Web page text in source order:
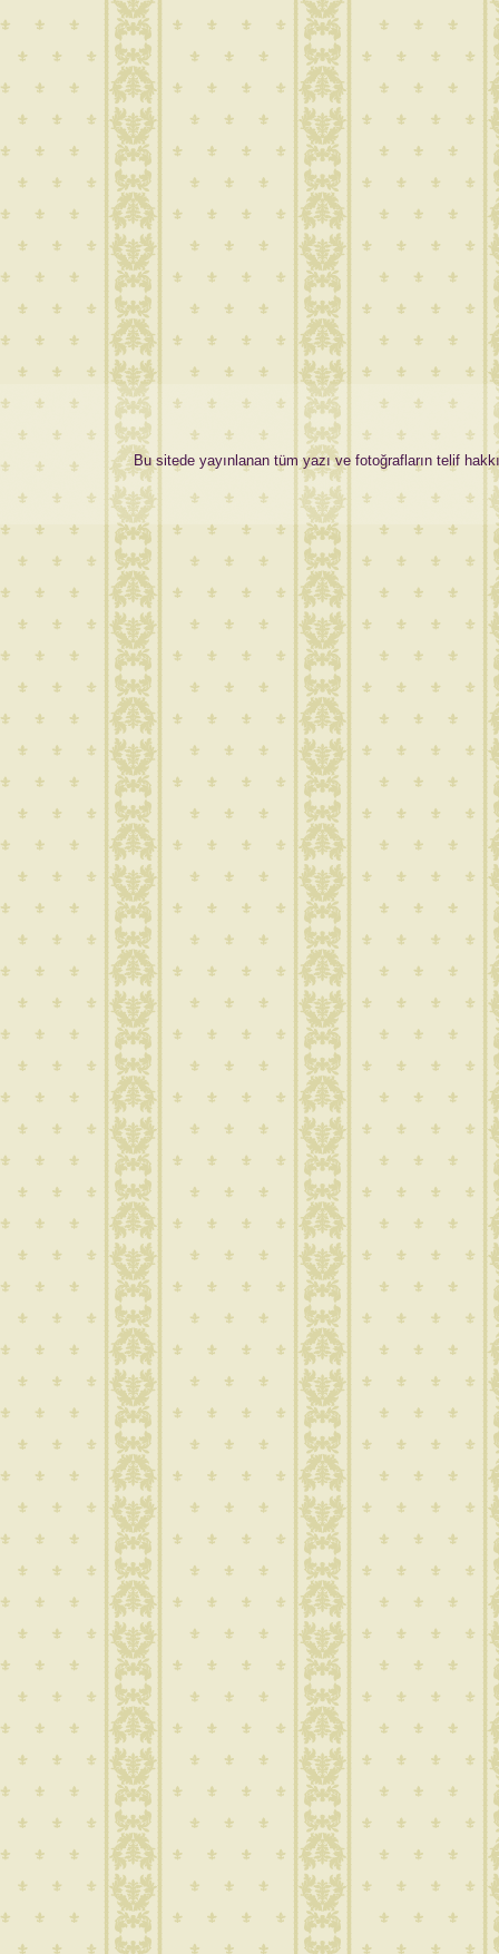
Bu sitede yayınlanan tüm yazı ve fotoğrafların telif